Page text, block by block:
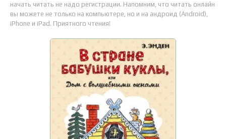
начать читать не надо регистрации. Напомним, что читать онлайн
вы можете не только на компьютере, но и на андроид (Android),
iPhone и iPad. Приятного чтения!